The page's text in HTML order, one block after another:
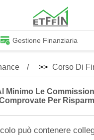
Gestione Finanziaria
>> Corso Di
Minimo Le
Per
può contenere